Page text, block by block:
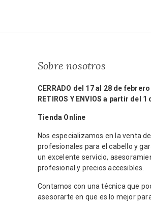
Sobre nosotros
CERRADO del 17 al 28 de febrero
RETIROS Y ENVIOS a partir del
Tienda Online
Nos especializamos en la venta
profesionales para el cabello y
un excelente servicio,
profesional y precios accesibles.
Contamos con una técnica que
asesorarte en que es lo mejor